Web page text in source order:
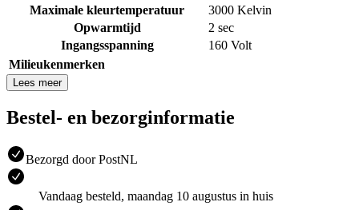
Maximale kleurtemperatuur
3000 Kelvin
Opwarmtijd
2 sec
Ingangsspanning
160 Volt
Milieukenmerken
Lees meer
Bestel- en bezorginformatie
Bezorgd door PostNL
Vandaag besteld, maandag 10 augustus in huis